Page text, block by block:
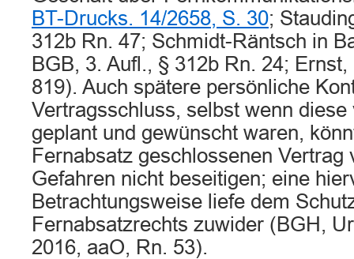
BT-Drucks. 14/2658, S. 30;
312b Rn. 47; Schmidt-Räntsch in
BGB, 3. Aufl., § 312b Rn. 24;
819). Auch spätere persönliche
Vertragsschluss, selbst wenn diese
geplant und gewünscht waren,
Fernabsatz geschlossenen Vertrag
Gefahren nicht beseitigen; eine
Betrachtungsweise liefe dem
Fernabsatzrechts zuwider (BGH,
2016, aaO, Rn. 53).